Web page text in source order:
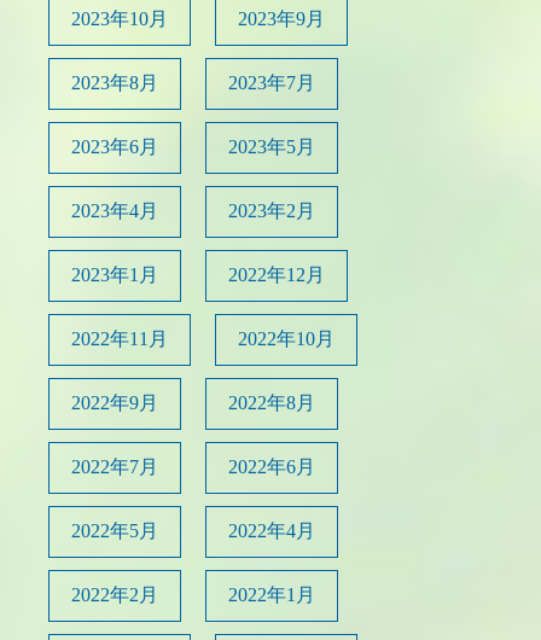
2023年10月 2023年9月
2023年8月 2023年7月
2023年6月 2023年5月
2023年4月 2023年2月
2023年1月 2022年12月
2022年11月 2022年10月
2022年9月 2022年8月
2022年7月 2022年6月
2022年5月 2022年4月
2022年2月 2022年1月